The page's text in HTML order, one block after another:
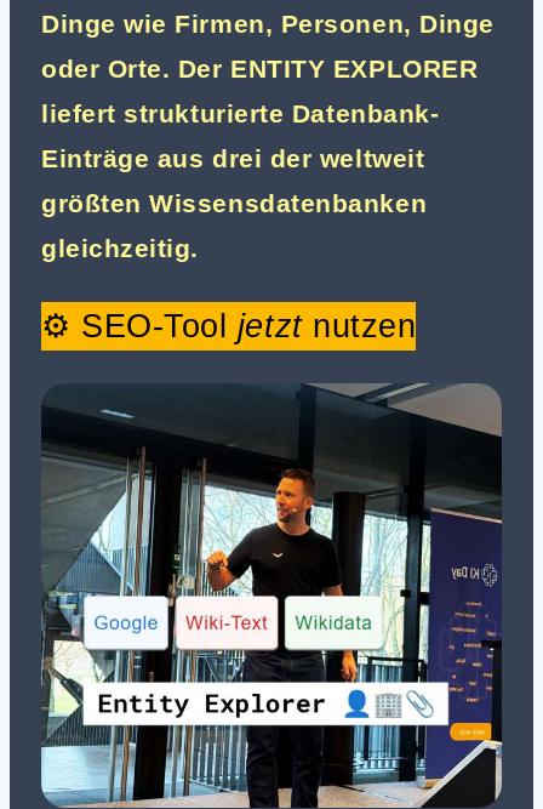
Dinge wie Firmen, Personen, Dinge
oder Orte. Der ENTITY EXPLORER
liefert strukturierte Datenbank-
Einträge aus drei der weltweit
größten Wissensdatenbanken
gleichzeitig.
⚙️ SEO-Tool jetztnutzen